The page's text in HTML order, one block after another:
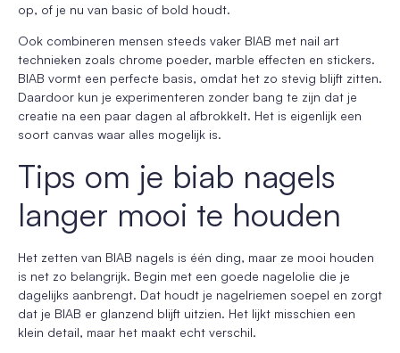
op, of je nu van basic of bold houdt.
Ook combineren mensen steeds vaker BIAB met nail art
technieken zoals chrome poeder, marble effecten en stickers.
BIAB vormt een perfecte basis, omdat het zo stevig blijft zitten.
Daardoor kun je experimenteren zonder bang te zijn dat je
creatie na een paar dagen al afbrokkelt. Het is eigenlijk een
soort canvas waar alles mogelijk is.
Tips om je biab nagels
langer mooi te houden
Het zetten van BIAB nagels is één ding, maar ze mooi houden
is net zo belangrijk. Begin met een goede nagelolie die je
dagelijks aanbrengt. Dat houdt je nagelriemen soepel en zorgt
dat je BIAB er glanzend blijft uitzien. Het lijkt misschien een
klein detail, maar het maakt echt verschil.